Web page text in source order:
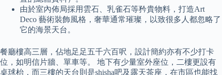
由於室內佈局採用雲石、乳雀石等矜貴物料，打造Art
Deco 藝術裝飾風格，奢華通常璀璨，以致很多人都忽略了
它的海景天台。
餐廳樓高三層，佔地足足五千六百呎，設計簡約亦有不少打卡
位，如明信片牆、單車等。 地下有少量室外座位，二樓更設有
桌球枱，而三樓的天台則是shisha吧及露天茶座，在市區也能找